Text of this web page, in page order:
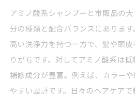
アミノ酸系シャンプーと市販品の
分の種類と配合バランスにありま
高い洗浄力を持つ一方で、髪や頭
りがちです。対してアミノ酸系は
補修成分が豊富。例えば、カラー
やすい設計です。日々のヘアケア